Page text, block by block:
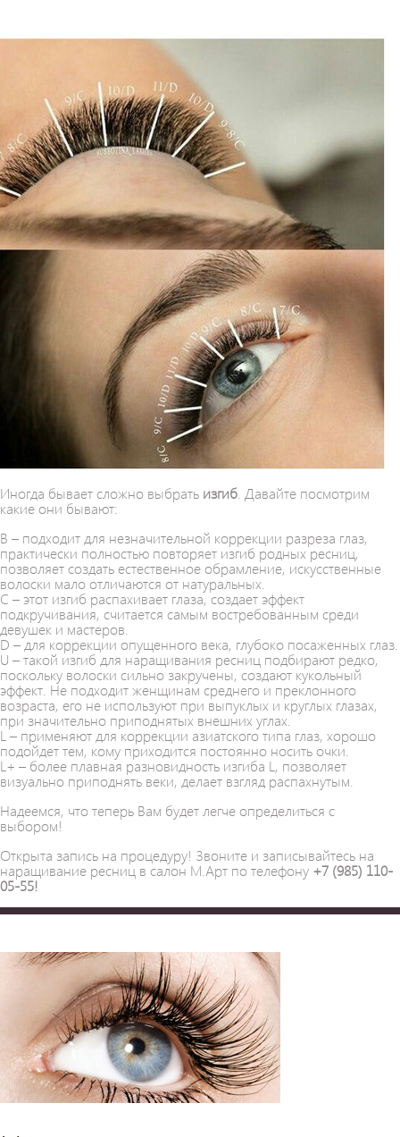
Иногда бывает сложно выбрать изгиб . Давайте посмотрим
какие они бывают:
B – подходит для незначительной коррекции разреза глаз,
практически полностью повторяет изгиб родных ресниц,
позволяет создать естественное обрамление, искусственные
волоски мало отличаются от натуральных.
C – этот изгиб распахивает глаза, создает эффект
подкручивания, считается самым востребованным среди
девушек и мастеров.
D – для коррекции опущенного века, глубоко посаженных глаз.
U – такой изгиб для наращивания ресниц подбирают редко,
поскольку волоски сильно закручены, создают кукольный
эффект. Не подходит женщинам среднего и преклонного
возраста, его не используют при выпуклых и круглых глазах,
при значительно приподнятых внешних углах.
L – применяют для коррекции азиатского типа глаз, хорошо
подойдет тем, кому приходится постоянно носить очки.
L+ – более плавная разновидность изгиба L, позволяет
визуально приподнять веки, делает взгляд распахнутым.
Надеемся, что теперь Вам будет легче определиться с
выбором!
Открыта запись на процедуру! Звоните и записывайтесь на
наращивание ресниц в салон М.Арт по телефону +7 (985) 110-
05-55!